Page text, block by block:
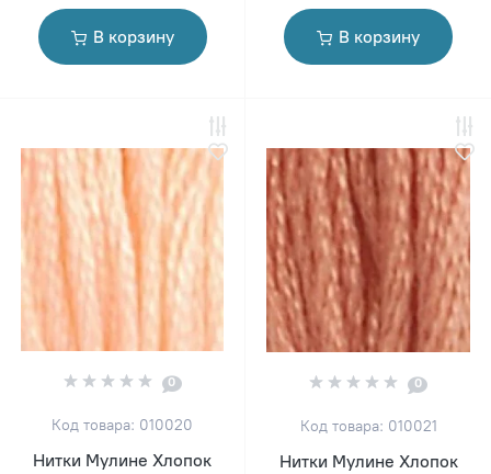
В корзину В корзину
0
Код товара: 010020
Нитки Мулине Хлопок
0
Код товара: 010021
Нитки Мулине Хлопок